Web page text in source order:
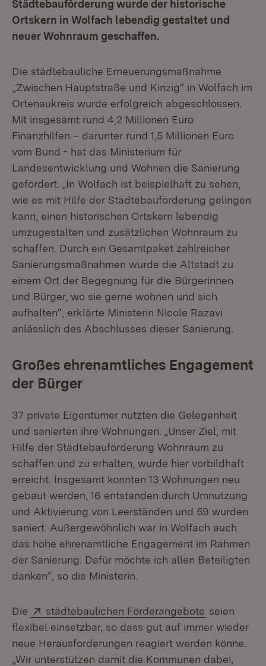
Städtebauförderung wurde der historische
Ortskern in Wolfach lebendig gestaltet und
neuer Wohnraum geschaffen.
Die städtebauliche Erneuerungsmaßnahme
„Zwischen Hauptstraße und Kinzig“ in Wolfach im
Ortenaukreis wurde erfolgreich abgeschlossen.
Mit insgesamt rund 4,2 Millionen Euro
Finanzhilfen – darunter rund 1,5 Millionen Euro
vom Bund - hat das Ministerium für
Landesentwicklung und Wohnen die Sanierung
gefördert. „In Wolfach ist beispielhaft zu sehen,
wie es mit Hilfe der Städtebauförderung gelingen
kann, einen historischen Ortskern lebendig
umzugestalten und zusätzlichen Wohnraum zu
schaffen. Durch ein Gesamtpaket zahlreicher
Sanierungsmaßnahmen wurde die Altstadt zu
einem Ort der Begegnung für die Bürgerinnen
und Bürger, wo sie gerne wohnen und sich
aufhalten“, erklärte Ministerin Nicole Razavi
anlässlich des Abschlusses dieser Sanierung.
Großes ehrenamtliches Engagement
der Bürger
37 private Eigentümer nutzten die Gelegenheit
und sanierten ihre Wohnungen. „Unser Ziel, mit
Hilfe der Städtebauförderung Wohnraum zu
schaffen und zu erhalten, wurde hier vorbildhaft
erreicht. Insgesamt konnten 13 Wohnungen neu
gebaut werden, 16 entstanden durch Umnutzung
und Aktivierung von Leerständen und 59 wurden
saniert. Außergewöhnlich war in Wolfach auch
das hohe ehrenamtliche Engagement im Rahmen
der Sanierung. Dafür möchte ich allen Beteiligten
danken“, so die Ministerin.
Die Extern:
städtebaulichen Förderangebote (Öffnet in
seien
flexibel einsetzbar, so dass gut auf immer wieder
neue Herausforderungen reagiert werden könne.
„Wir unterstützen damit die Kommunen dabei,